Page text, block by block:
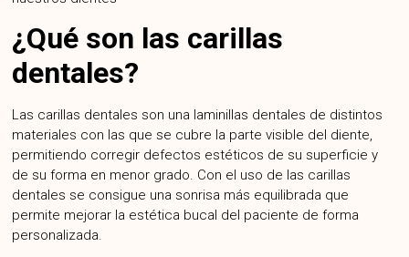
¿Qué son las carillas
dentales?
Las carillas dentales son una laminillas dentales de distintos
materiales con las que se cubre la parte visible del diente,
permitiendo corregir defectos estéticos de su superficie y
de su forma en menor grado. Con el uso de las carillas
dentales se consigue una sonrisa más equilibrada que
permite mejorar la estética bucal del paciente de forma
personalizada.